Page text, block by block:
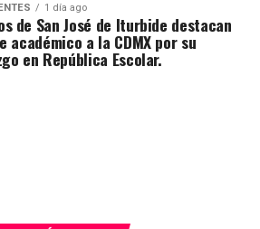
1 día ago
de San José de Iturbide destacan
académico a la CDMX por su
en República Escolar.